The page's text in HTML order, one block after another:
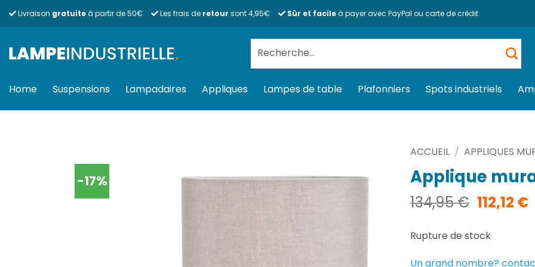
Livraison gratuiteà partir de 50€ Les frais de retour sont 4,95€ Sûr et facileà payer avec PayPal ou carte de crédit
pour :
Home Suspensions Lampadaires Appliques Lampes de table Plafonniers Spots industriels
-17%
ACCUEIL / APPLIQUES
Applique
134,95€ Le
prix
initial
était :
134,95
112,12 €Le
Rupture de stock
Un grand nombre?